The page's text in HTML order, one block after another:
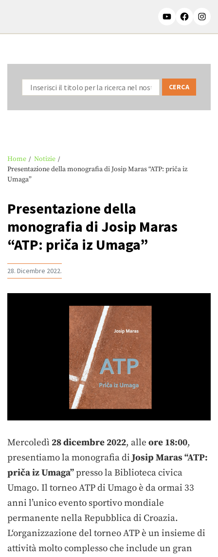
Home
Notizie
Presentazione della monografia di Josip Maras “ATP: priča iz
Umaga”
Presentazione della
monografia di Josip Maras
“ATP: priča iz Umaga”
28. Dicembre 2022.
Mercoledì 28 dicembre 2022, alle ore 18:00,
presentiamo la monografia diJosip Maras “ATP:
priča iz Umaga”presso la Biblioteca civica
Umago. Il torneo ATP di Umago è da ormai 33
anni l’unico evento sportivo mondiale
permanente nella Repubblica di Croazia.
L‘organizzazione del torneo ATP è un insieme di
attività molto complesso che include un gran